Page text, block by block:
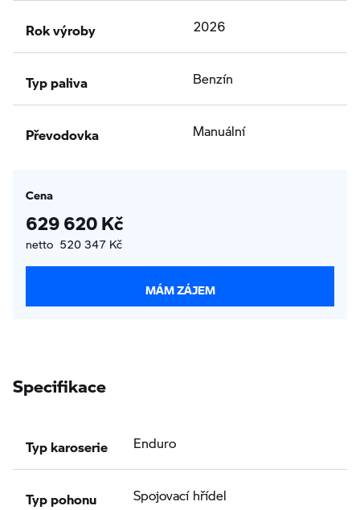
Rok výroby 2026
Typ paliva Benzín
Převodovka Manuální
Cena
629 620 Kč
netto 520 347 Kč
MÁM ZÁJEM
Specifikace
Typ karoserie Enduro
Typ pohonu Spojovací hřídel